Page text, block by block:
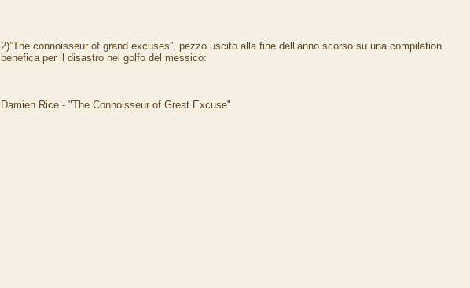
2)”The connoisseur of grand excuses”, pezzo uscito alla fine dell’anno scorso su una compilation
benefica per il disastro nel golfo del messico:
Damien Rice - "The Connoisseur of Great Excuse"